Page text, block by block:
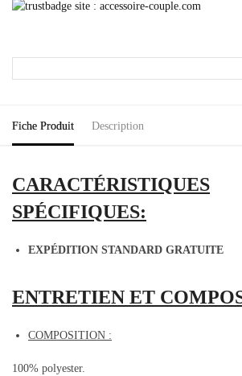
Fiche Produit Description
CARACTÉRISTIQUES
SPÉCIFIQUES:
EXPÉDITION STANDARD GRATUITE
ENTRETIEN ET
COMPOSITION :
100% polyester.